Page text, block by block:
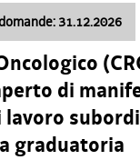
31.12.2026
di
graduatoria